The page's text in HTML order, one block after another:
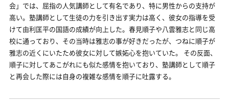
会」では、屈指の人気講師として有名であり、特に男性からの支持が
高い。塾講師として生徒の力を引き出す実力は高く、彼女の指導を受
けて由利匡平の国語の成績が向上した。春見順子や八雲雅志と同じ高
校に通っており、その当時は雅志の事が好きだったが、つねに順子が
雅志の近くにいたため彼女に対して嫉妬心を抱いていた。 その反面、
順子に対してあこがれにも似た感情を抱いており、塾講師として順子
と再会した際には自身の複雑な感情を順子に吐露する。